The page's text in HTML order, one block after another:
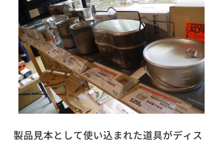
製品見本として使い込まれた道具がディス